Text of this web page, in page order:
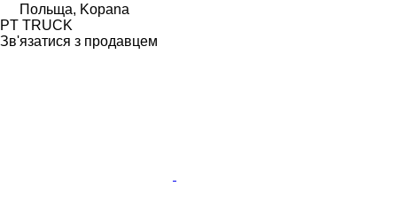
Польща, Kopana
PT TRUCK
Зв'язатися з продавцем